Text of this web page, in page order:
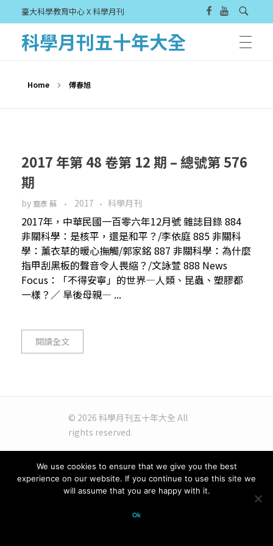
臺大科學教育中心 X 科學月刊
科學月刊五十年大全
Home 傅春旭
2017 年第 48 卷第 12 期 – 總號第 576
期
by 裔彥 蘇 2017 科學月刊
2017年，中華民國一百零六年12月號 雜誌目錄 884
非關科學：是核平，還是和平？/李依庭 885 非關科
學：薰衣草的暖心撫觸/郭家銘 887 非關科學：為什麼
指甲刮黑板的聲音令人畏縮？/文詠萱 888 News
Focus：「不得安寧」的世界—人類、昆蟲、塑膠都
一樣？／ 旱後母親— ...
閱讀全文
© 2026 科學月刊五十年大全 All
rights reserved.
We use cookies to ensure that we give you the best
experience on our website. If you continue to use this site we
will assume that you are happy with it.
Ok